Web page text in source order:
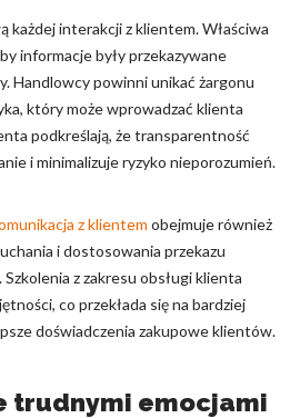
każdej interakcji z klientem. Właściwa
informacje były przekazywane
Handlowcy powinni unikać żargonu
który może wprowadzać klienta
podkreślają, że transparentność
i minimalizuje ryzyko nieporozumień.
z klientem obejmuje również
i dostosowania przekazu
z zakresu obsługi klienta
co przekłada się na bardziej
doświadczenia zakupowe klientów.
trudnymi emocjami